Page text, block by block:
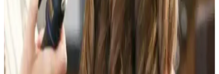
Makyaj ve Saç Kesimiyle Gençleşme: Kakül, Kaş
Şekillendirme ve Hafif Ten Ürünleri
Kakül kesimi, doğal kaş şekillendirme ve hafif ten ürünleri
kullanımı, görünümde gençleşme ve özgüven artışı sağlıyor. Reddit
deneyimi bu değişimin etkisini gözler önüne seriyor.